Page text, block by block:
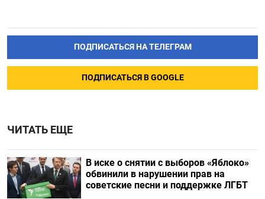
ПОДПИСАТЬСЯ НА ТЕЛЕГРАМ
ПОДПИСАТЬСЯ В GOOGLE
ЧИТАТЬ ЕЩЕ
В иске о снятии с выборов «Яблоко»
обвинили в нарушении прав на
советские песни и поддержке ЛГБТ